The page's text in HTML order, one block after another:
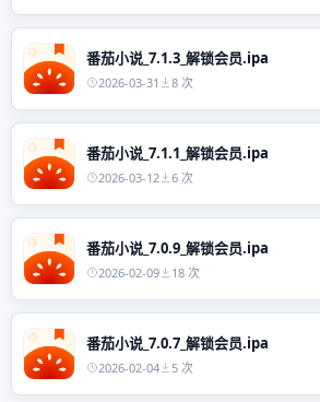
番茄小说_7.1.3_解锁会员.ipa
2026-03-31 8 次
番茄小说_7.1.1_解锁会员.ipa
2026-03-12 6 次
番茄小说_7.0.9_解锁会员.ipa
2026-02-09 18 次
番茄小说_7.0.7_解锁会员.ipa
2026-02-04 5 次